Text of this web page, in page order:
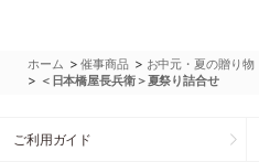
ホーム >催事商品 > お中元・夏の贈り物
> ＜日本橋屋長兵衛＞夏祭り詰合せ
ご利用ガイド